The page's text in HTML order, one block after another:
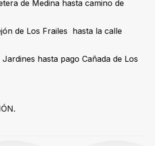
de Medina hasta camino de
de Los Frailes hasta la calle
hasta pago Cañada de Los